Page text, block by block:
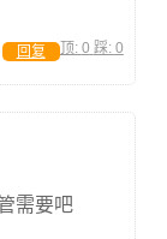
顶: 0 踩: 0
回复
需要吧